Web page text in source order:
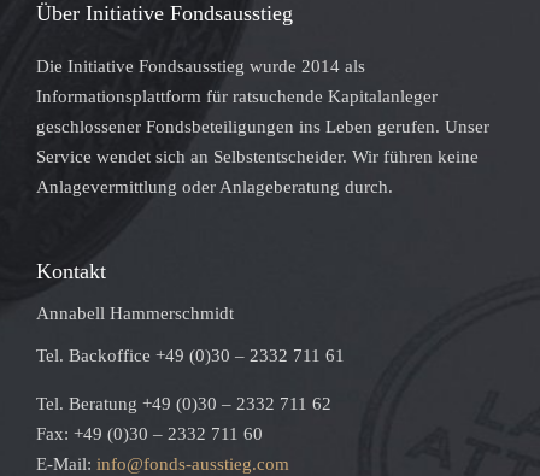
Über Initiative Fondsausstieg
Die Initiative Fondsausstieg wurde 2014 als
Informationsplattform für ratsuchende Kapitalanleger
geschlossener Fondsbeteiligungen ins Leben gerufen. Unser
Service wendet sich an Selbstentscheider. Wir führen keine
Anlagevermittlung oder Anlageberatung durch.
Kontakt
Annabell Hammerschmidt
Tel. Backoffice +49 (0)30 – 2332 711 61
Tel. Beratung +49 (0)30 – 2332 711 62
Fax: +49 (0)30 – 2332 711 60
E-Mail: info@fonds-ausstieg.com